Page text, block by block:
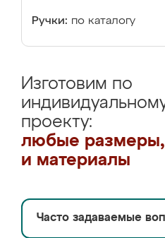
Ручки: по каталогу
Изготовим по
проекту:
любые размеры,
и материалы
Часто задаваемые